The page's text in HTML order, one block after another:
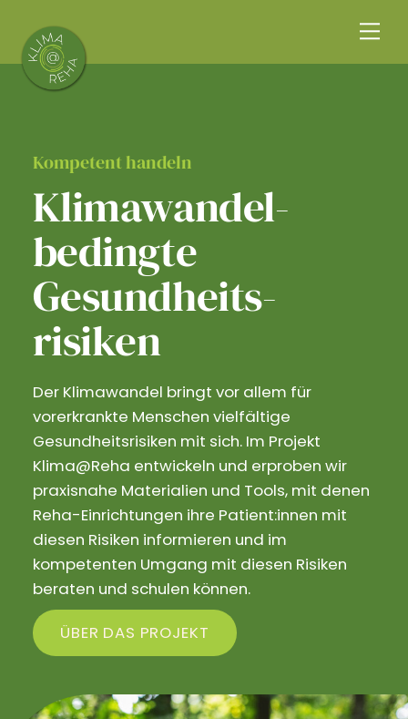
content
Kompetent handeln
Klimawandel­
bedingte
Gesundheits­
risiken
Der Klimawandel bringt vor allem für
vorerkrankte Menschen vielfältige
Gesundheitsrisiken mit sich. Im Projekt
Klima@Reha entwickeln und erproben wir
praxisnahe Materialien und Tools, mit denen
Reha-Einrichtungen ihre Patient:innen mit
diesen Risiken informieren und im
kompetenten Umgang mit diesen Risiken
beraten und schulen können.
ÜBER DAS PROJEKT